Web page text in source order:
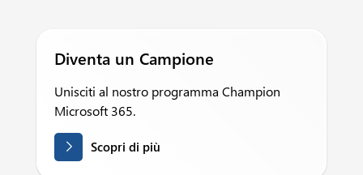
Diventa un Campione
Unisciti al nostro programma Champion
Microsoft 365.
Scopri di più